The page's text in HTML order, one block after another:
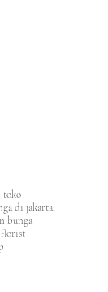
toko
di jakarta,
bunga
florist